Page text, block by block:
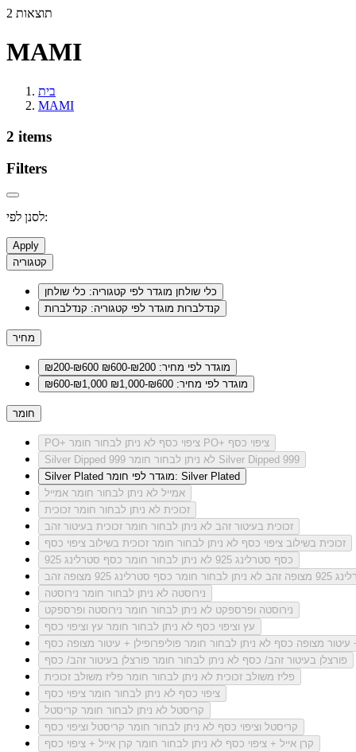
2 תוצאות
MAMI
בית
MAMI
2 items
Filters
לסנן לפי:
Apply
קטגוריה
כלי שולחן מוגדר לפי קטגוריה: כלי שולחן
קנדלברות מוגדר לפי קטגוריה: קנדלברות
מחיר
₪200-₪600
מוגדר לפי מחיר: ₪200-₪600
₪600-₪1,000
מוגדר לפי מחיר: ₪600-₪1,000
חומר
PO+ ציפוי כסף
לא ניתן לבחור חומר PO+ ציפוי כסף
Silver Dipped 999
לא ניתן לבחור חומר Silver Dipped 999
Silver Plated
מוגדר לפי חומר: Silver Plated
אמייל לא ניתן לבחור חומר אמייל
זכוכית לא ניתן לבחור חומר זכוכית
זכוכית בעיטור זהב לא ניתן לבחור חומר זכוכית בעיטור זהב
זכוכית בשילוב ציפוי כסף לא ניתן לבחור חומר זכוכית בשילוב ציפוי כסף
כסף סטרלינג 925
לא ניתן לבחור חומר כסף סטרלינג 925
זהב
לא ניתן לבחור חומר כסף סטרלינג 925 מצופה זהב
נירוסטה לא ניתן לבחור חומר נירוסטה
נירוסטה ופרספקט לא ניתן לבחור חומר נירוסטה ופרספקט
עץ וציפוי כסף לא ניתן לבחור חומר עץ וציפוי כסף
עיטור מצופה כסף לא ניתן לבחור חומר פוליפרופילן + עיטור מצופה כסף
פורצלן בעיטור זהב/ כסף לא ניתן לבחור חומר פורצלן בעיטור זהב/ כסף
פליז משולב זכוכית לא ניתן לבחור חומר פליז משולב זכוכית
ציפוי כסף לא ניתן לבחור חומר ציפוי כסף
קריסטל לא ניתן לבחור חומר קריסטל
קריסטל וציפוי כסף לא ניתן לבחור חומר קריסטל וציפוי כסף
קרן אייל + ציפוי כסף לא ניתן לבחור חומר קרן אייל + ציפוי כסף